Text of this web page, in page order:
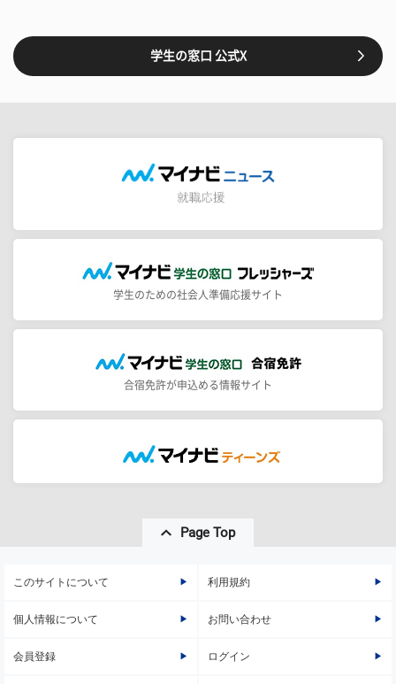
学生の窓口 公式X
学生のための社会人準備応援サイト
合宿免許が申込める情報サイト
Page Top
このサイトについて 利用規約
個人情報について お問い合わせ
会員登録 ログイン